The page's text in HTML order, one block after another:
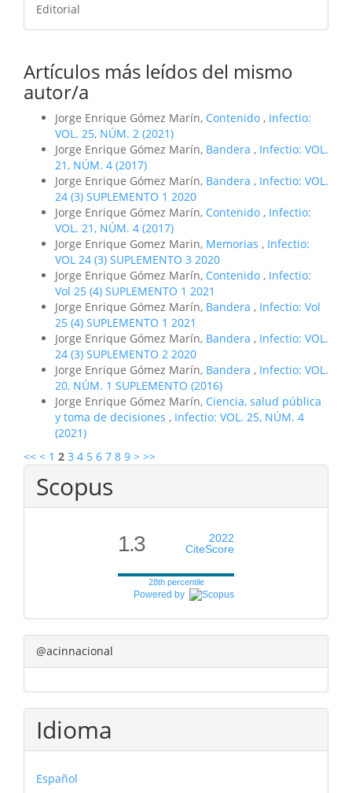
Editorial
Artículos más leídos del mismo
autor/a
Jorge Enrique Gómez Marín, Contenido , Infectio:
VOL. 25, NÚM. 2 (2021)
Jorge Enrique Gómez Marín, Bandera , Infectio: VOL.
21, NÚM. 4 (2017)
Jorge Enrique Gómez Marín, Bandera , Infectio: VOL.
24 (3) SUPLEMENTO 1 2020
Jorge Enrique Gómez Marín, Contenido , Infectio:
VOL. 21, NÚM. 4 (2017)
Jorge Enrique Gomez Marin, Memorias , Infectio:
VOL 24 (3) SUPLEMENTO 3 2020
Jorge Enrique Gómez Marín, Contenido , Infectio:
Vol 25 (4) SUPLEMENTO 1 2021
Jorge Enrique Gómez Marín, Bandera , Infectio: Vol
25 (4) SUPLEMENTO 1 2021
Jorge Enrique Gómez Marín, Bandera , Infectio: VOL.
24 (3) SUPLEMENTO 2 2020
Jorge Enrique Gómez Marín, Bandera , Infectio: VOL.
20, NÚM. 1 SUPLEMENTO (2016)
Jorge Enrique Gómez Marín, Ciencia, salud pública
y toma de decisiones , Infectio: VOL. 25, NÚM. 4
(2021)
<< < 1 2 3 4 5 6 7 8 9 > >>
Scopus
1.3
2022
CiteScore
28th percentile
Powered by
@acinnacional
Idioma
Español